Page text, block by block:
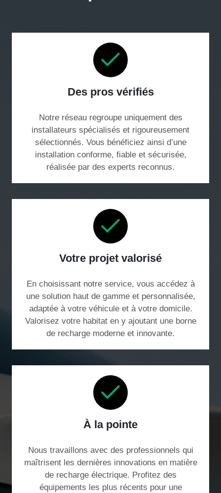
Des pros vérifiés
Notre réseau regroupe uniquement des
installateurs spécialisés et rigoureusement
sélectionnés. Vous bénéficiez ainsi d’une
installation conforme, fiable et sécurisée,
réalisée par des experts reconnus.
Votre projet valorisé
En choisissant notre service, vous accédez à
une solution haut de gamme et personnalisée,
adaptée à votre véhicule et à votre domicile.
Valorisez votre habitat en y ajoutant une borne
de recharge moderne et innovante.
À la pointe
Nous travaillons avec des professionnels qui
maîtrisent les dernières innovations en matière
de recharge électrique. Profitez des
équipements les plus récents pour une